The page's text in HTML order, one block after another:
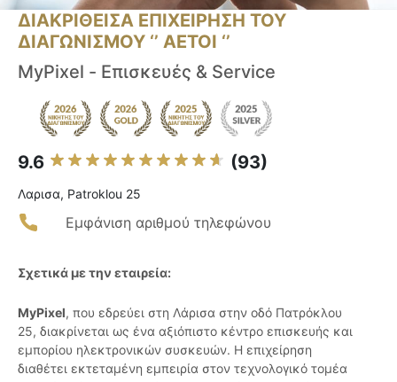
ΔΙΑΚΡΙΘΕΙΣΑ ΕΠΙΧΕΙΡΗΣΗ ΤΟΥ
ΔΙΑΓΩΝΙΣΜΟΥ ‘’ ΑΕΤΟΙ ‘’
MyPixel - Επισκευές & Service
9.6 (93)
Λαρισα, Patroklou 25
Εμφάνιση αριθμού τηλεφώνου
Σχετικά με την εταιρεία:
MyPixel, που εδρεύει στη Λάρισα στην οδό Πατρόκλου
25, διακρίνεται ως ένα αξιόπιστο κέντρο επισκευής και
εμπορίου ηλεκτρονικών συσκευών. Η επιχείρηση
διαθέτει εκτεταμένη εμπειρία στον τεχνολογικό τομέα